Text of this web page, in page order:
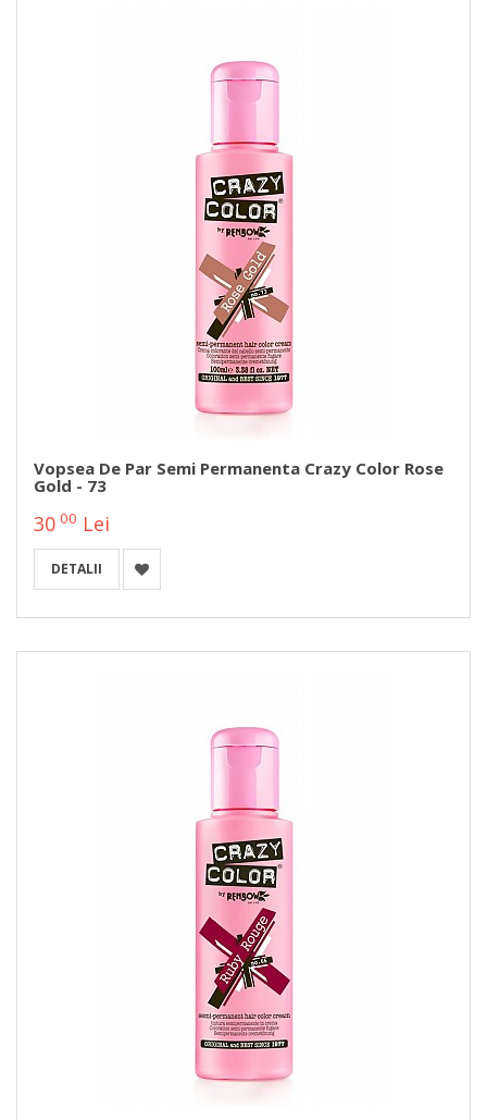
Vopsea De Par Semi Permanenta Crazy Color Rose
Gold - 73
30 00 Lei
DETALII